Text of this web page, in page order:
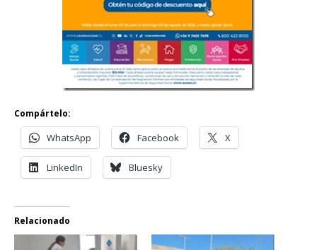
Compártelo:
WhatsApp Facebook X
LinkedIn Bluesky
Relacionado